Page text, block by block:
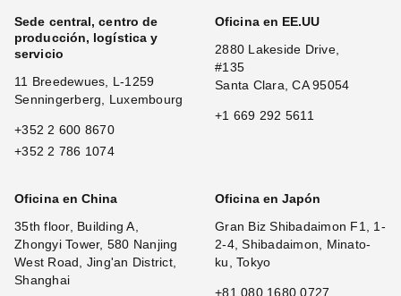
Sede central, centro de
producción, logística y
servicio
11 Breedewues, L-1259
Senningerberg, Luxembourg
+352 2 600 8670
+352 2 786 1074
Oficina en EE.UU
2880 Lakeside Drive,
#135
Santa Clara, CA 95054
+1 669 292 5611
Oficina en China
35th floor, Building A,
Zhongyi Tower, 580 Nanjing
West Road, Jing'an District,
Shanghai
Oficina en Japón
Gran Biz Shibadaimon F1, 1-
2-4, Shibadaimon, Minato-
ku, Tokyo
+81 080 1680 0727